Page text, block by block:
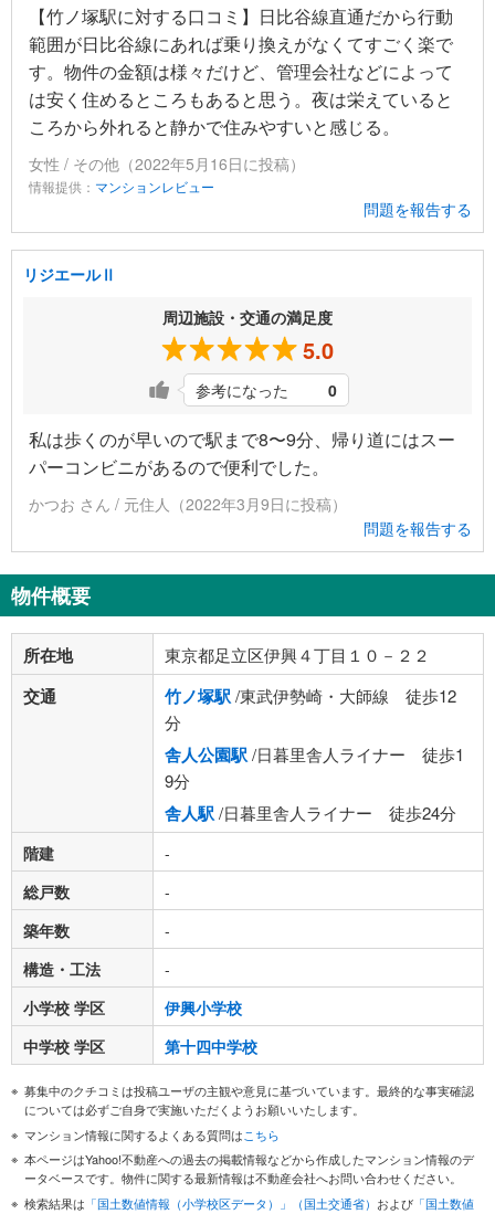
【竹ノ塚駅に対する口コミ】日比谷線直通だから行動
範囲が日比谷線にあれば乗り換えがなくてすごく楽で
す。物件の金額は様々だけど、管理会社などによって
は安く住めるところもあると思う。夜は栄えていると
ころから外れると静かで住みやすいと感じる。
女性 / その他（2022年5月16日に投稿）
情報提供： マンションレビュー
問題を報告する
リジエールⅡ
周辺施設・交通の満足度
5.0
参考になった 0
私は歩くのが早いので駅まで8〜9分、帰り道にはスー
パーコンビニがあるので便利でした。
かつお さん / 元住人（2022年3月9日に投稿）
問題を報告する
物件概要
所在地 東京都足立区伊興４丁目１０－２２
交通 竹ノ塚駅/東武伊勢崎・大師線 徒歩12
分
舎人公園駅/日暮里舎人ライナー 徒歩1
9分
舎人駅/日暮里舎人ライナー 徒歩24分
階建
-
総戸数
-
築年数
-
構造・工法
-
小学校 学区
伊興小学校
中学校 学区
第十四中学校
募集中のクチコミは投稿ユーザの主観や意見に基づいています。最終的な事実確認
については必ずご自身で実施いただくようお願いいたします。
マンション情報に関するよくある質問はこちら
本ページはYahoo!不動産への過去の掲載情報などから作成したマンション情報のデ
ータベースです。物件に関する最新情報は不動産会社へお問い合わせください。
検索結果は 「国土数値情報（小学校区データ）」（国土交通省） および 「国土数値